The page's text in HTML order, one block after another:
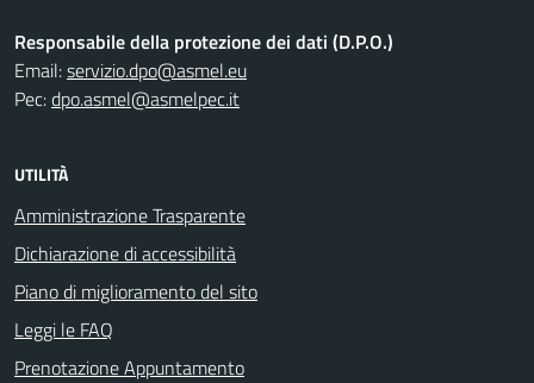
Responsabile della protezione dei dati (D.P.O.)
Email:servizio.dpo@asmel.eu
Pec:dpo.asmel@asmelpec.it
UTILITÀ
Amministrazione Trasparente
Dichiarazione di accessibilità
Piano di miglioramento del sito
Leggi le FAQ
Prenotazione Appuntamento